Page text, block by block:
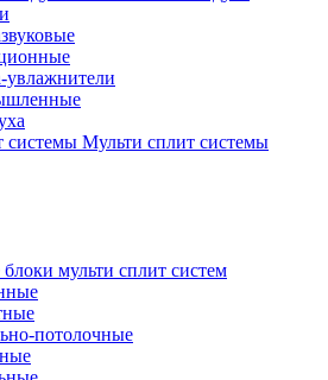
увлажнители
Мульти сплит системы
мульти сплит систем
потолочные